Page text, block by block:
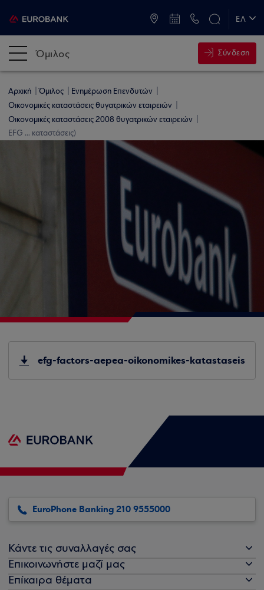
ΕΛ
Όμιλος Σύνδεση
Αρχική Όμιλος
Ενημέρωση Επενδυτών
Οικονομικές καταστάσεις θυγατρικών εταιρειών
Οικονομικές καταστάσεις 2008 θυγατρικών εταιρειών
EFG ... καταστάσεις)
efg-factors-aepea-oikonomikes-katastaseis
EuroPhone Banking 210 9555000
Κάντε τις συναλλαγές σας
Επικοινωνήστε μαζί μας
Επίκαιρα θέματα